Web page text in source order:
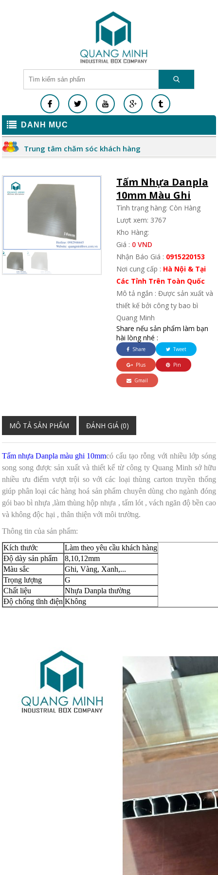
DANH MỤC
Trung tâm chăm sóc khách hàng
Tấm Nhựa Danpla
10mm Màu Ghi
Tình trạng hàng: Còn Hàng
Lượt xem: 3767
Kho Hàng:
Giá : 0 VND
Nhận Báo Giá : 0915220153
Nơi cung cấp : Hà Nội & Tại
Các Tỉnh Trên Toàn Quốc
Mô tả ngắn : Được sản xuất và
thiết kế bởi công ty bao bì
Quang Minh
Share nếu sản phẩm làm bạn
hài lòng nhé :
Share Tweet
Plus Pin
Gmail
MÔ TẢ SẢN PHẨM ĐÁNH GIÁ (0)
Tấm nhựa Danpla màu ghi 10mmcó cấu tạo rỗng với nhiều lớp sóng
song song được sản xuất và thiết kế từ công ty Quang Minh sở hữu
nhiều ưu điểm vượt trội so với các loại thùng carton truyền thống
giúp phân loại các hàng hoá sản phẩm chuyên dùng cho ngành đóng
gói bao bì nhựa ,làm thùng hộp nhựa , tấm lót , vách ngăn độ bền cao
và không độc hại , thân thiện với môi trường.
Thông tin của sản phẩm:
Kích thước
Làm theo yêu cầu khách hàng
Độ dày sản phẩm
8,10,12mm
Màu sắc
Ghi, Vàng, Xanh,...
Trọng lượng
G
Chất liệu
Nhựa Danpla thường
Độ chống tĩnh điện Không